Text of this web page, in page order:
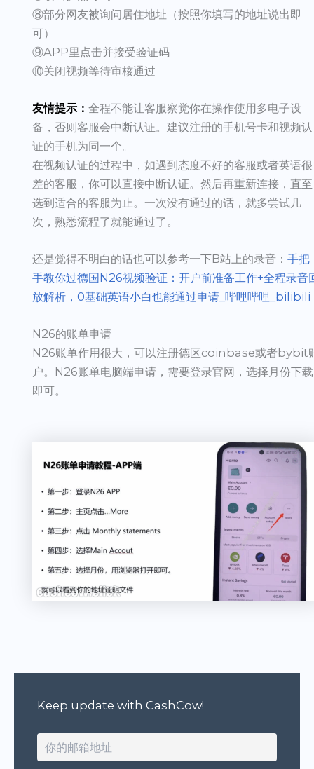
⑧部分网友被询问居住地址（按照你填写的地址说出即
可）
⑨APP里点击并接受验证码
⑩关闭视频等待审核通过
友情提示： 全程不能让客服察觉你在操作使用多电子设
备，否则客服会中断认证。建议注册的手机号卡和视频认
证的手机为同一个。
在视频认证的过程中，如遇到态度不好的客服或者英语很
差的客服，你可以直接中断认证。然后再重新连接，直至
选到适合的客服为止。一次没有通过的话，就多尝试几
次，熟悉流程了就能通过了。
还是觉得不明白的话也可以参考一下B站上的录音： 手把
手教你过德国N26视频验证：开户前准备工作+全程录音
放解析，0基础英语小白也能通过申请_哔哩哔哩_bilibili
N26的账单申请
N26账单作用很大，可以注册德区coinbase或者bybit
户。N26账单电脑端申请，需要登录官网，选择月份下载
即可。
Keep update with CashCow!